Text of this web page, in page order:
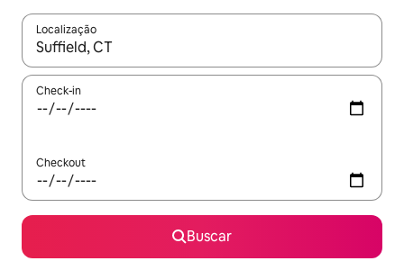
Localização
Quando os resultados estiverem disponíveis, explore-os
Check-in
Checkout
Buscar